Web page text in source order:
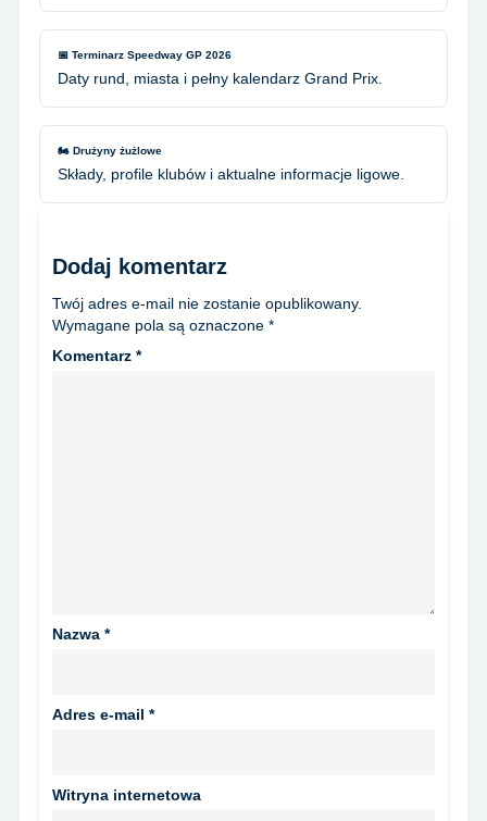
📅 Terminarz Speedway GP 2026
Daty rund, miasta i pełny kalendarz Grand Prix.
🏍️ Drużyny żużlowe
Składy, profile klubów i aktualne informacje ligowe.
Dodaj komentarz
Twój adres e-mail nie zostanie opublikowany.
Wymagane pola są oznaczone *
Komentarz *
Nazwa *
Adres e-mail *
Witryna internetowa